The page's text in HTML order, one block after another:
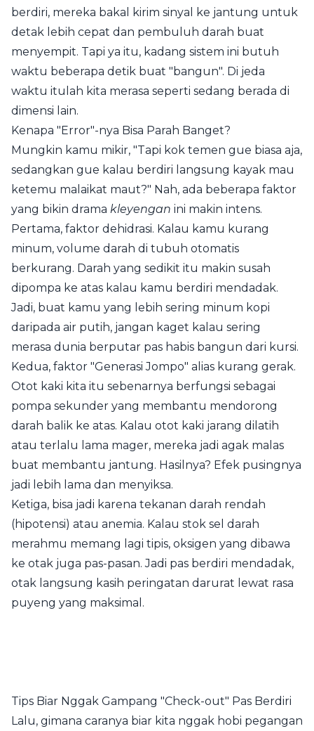
berdiri, mereka bakal kirim sinyal ke jantung untuk
detak lebih cepat dan pembuluh darah buat
menyempit. Tapi ya itu, kadang sistem ini butuh
waktu beberapa detik buat "bangun". Di jeda
waktu itulah kita merasa seperti sedang berada di
dimensi lain.
Kenapa "Error"-nya Bisa Parah Banget?
Mungkin kamu mikir, "Tapi kok temen gue biasa aja,
sedangkan gue kalau berdiri langsung kayak mau
ketemu malaikat maut?" Nah, ada beberapa faktor
yang bikin drama kleyengan ini makin intens.
Pertama, faktor dehidrasi. Kalau kamu kurang
minum, volume darah di tubuh otomatis
berkurang. Darah yang sedikit itu makin susah
dipompa ke atas kalau kamu berdiri mendadak.
Jadi, buat kamu yang lebih sering minum kopi
daripada air putih, jangan kaget kalau sering
merasa dunia berputar pas habis bangun dari kursi.
Kedua, faktor "Generasi Jompo" alias kurang gerak.
Otot kaki kita itu sebenarnya berfungsi sebagai
pompa sekunder yang membantu mendorong
darah balik ke atas. Kalau otot kaki jarang dilatih
atau terlalu lama mager, mereka jadi agak malas
buat membantu jantung. Hasilnya? Efek pusingnya
jadi lebih lama dan menyiksa.
Ketiga, bisa jadi karena tekanan darah rendah
(hipotensi) atau anemia. Kalau stok sel darah
merahmu memang lagi tipis, oksigen yang dibawa
ke otak juga pas-pasan. Jadi pas berdiri mendadak,
otak langsung kasih peringatan darurat lewat rasa
puyeng yang maksimal.
Tips Biar Nggak Gampang "Check-out" Pas Berdiri
Lalu, gimana caranya biar kita nggak hobi pegangan